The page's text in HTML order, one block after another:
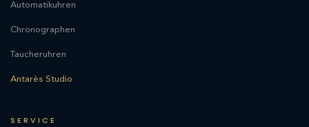
Automatikuhren
Chronographen
Taucheruhren
Antarès Studio
SERVICE